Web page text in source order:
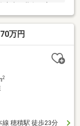
市内で黄色い店
ませんか。私たち
不動産エキスパー
ならお任せ下さ
万円
2
線 穂積駅 徒歩23分